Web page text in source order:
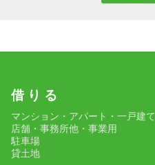
借 り る
マンション・アパート・一戸建て
店舗・事務所他・事業用
駐車場
貸土地